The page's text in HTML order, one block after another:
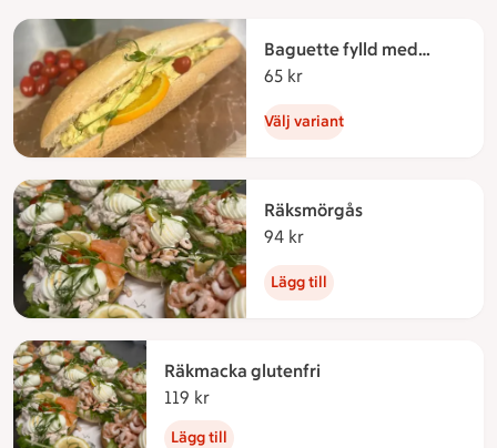
Baguette fylld med
kyckling o curryröra
65 kr
Välj variant
Räksmörgås
94 kr
Lägg till
Räkmacka glutenfri
119 kr
Lägg till